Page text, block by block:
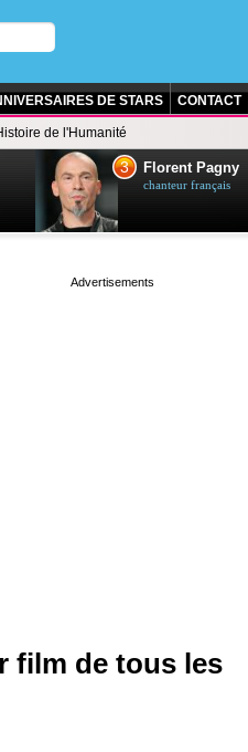
DE STARS CONTACT
de l'Humanité
3 Florent Pagny
chanteur français
film de tous les